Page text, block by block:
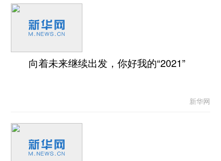
向着未来继续出发，你好我的“2021”
新华网